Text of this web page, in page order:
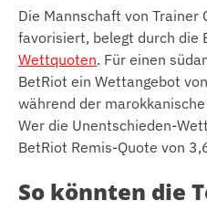
Die Mannschaft von Trainer
favorisiert, belegt durch die
Wettquoten. Für einen
BetRiot ein Wettangebot
während der
Wer die Unentschieden-
BetRiot Remis-Quote von
So könnten die